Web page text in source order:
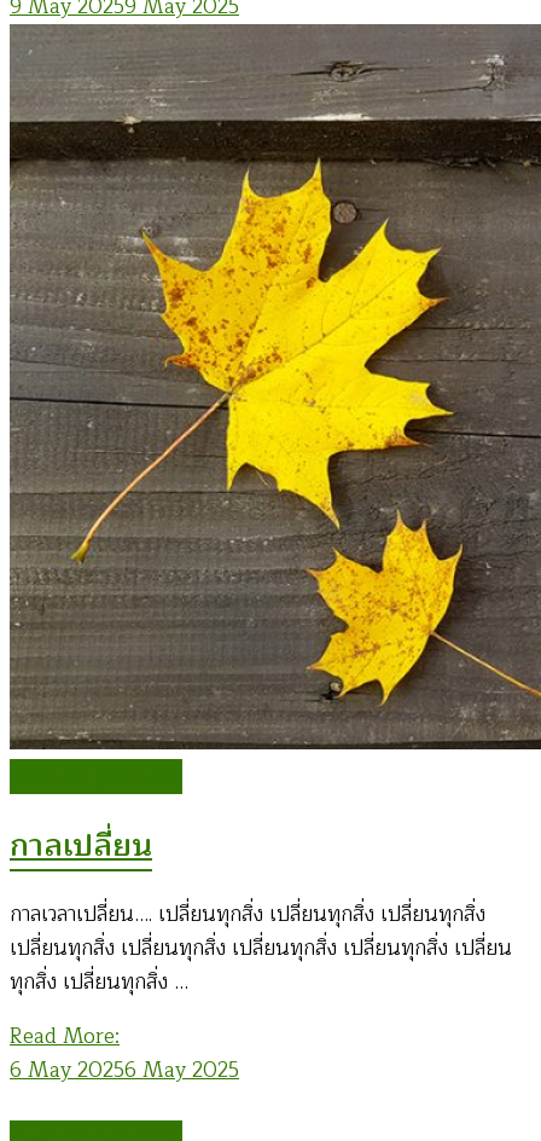
9 May 20259 May 2025
กาลเปลี่ยน
กาลเวลาเปลี่ยน…. เปลี่ยนทุกสิ่ง เปลี่ยนทุกสิ่ง เปลี่ยนทุกสิ่ง
เปลี่ยนทุกสิ่ง เปลี่ยนทุกสิ่ง เปลี่ยนทุกสิ่ง เปลี่ยนทุกสิ่ง เปลี่ยน
ทุกสิ่ง เปลี่ยนทุกสิ่ง …
Read More:
6 May 20256 May 2025